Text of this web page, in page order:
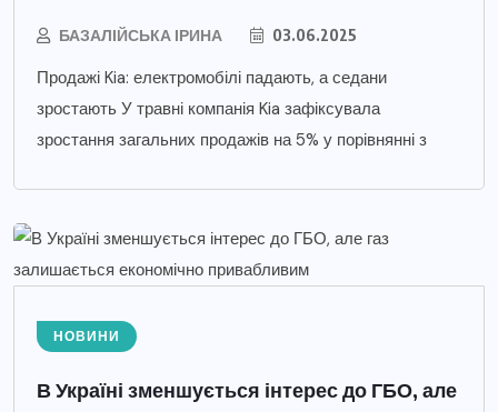
БАЗАЛІЙСЬКА ІРИНА 03.06.2025
Продажі Kia: електромобілі падають, а седани
зростають У травні компанія Kia зафіксувала
зростання загальних продажів на 5% у порівнянні з
НОВИНИ
В Україні зменшується інтерес до ГБО, але